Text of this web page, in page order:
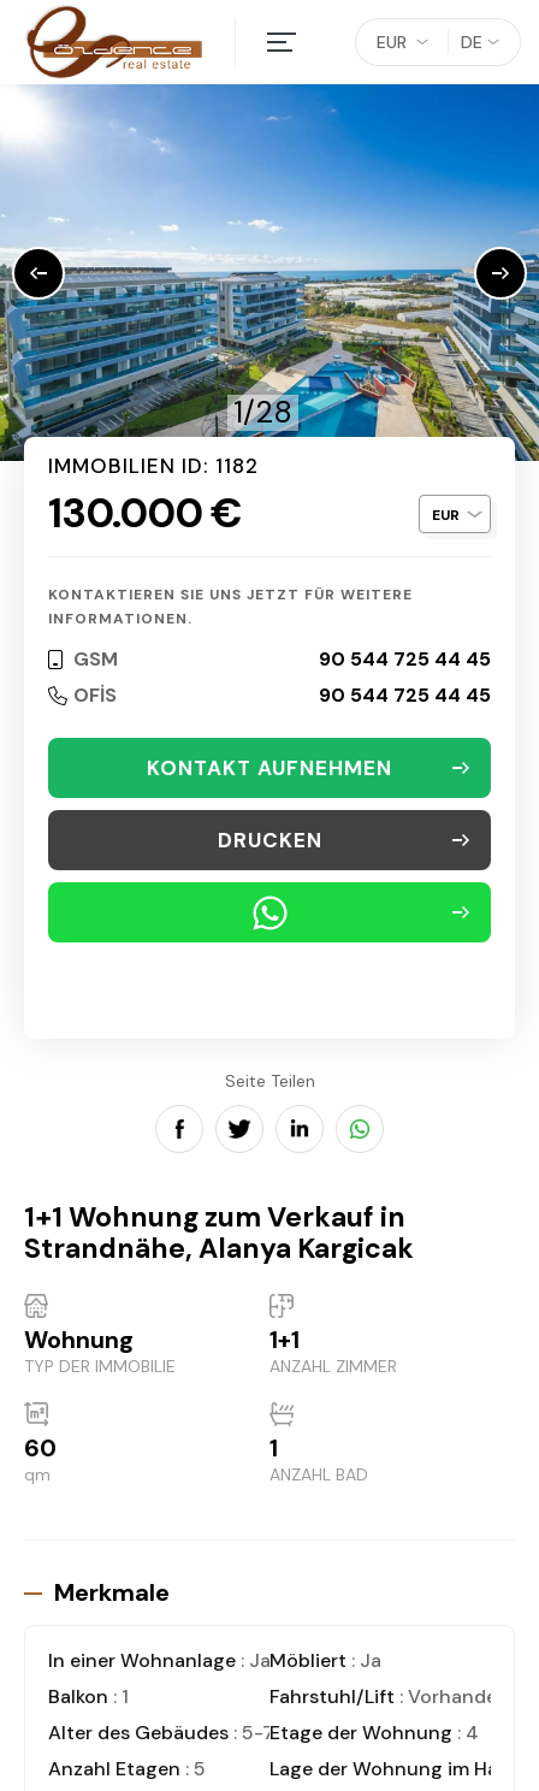
DE
EUR
1/28
IMMOBILIEN ID: 1182
130.000 €
KONTAKTIEREN SIE UNS JETZT FÜR WEITERE
INFORMATIONEN.
GSM
90 544 725 44 45
OFİS
90 544 725 44 45
KONTAKT AUFNEHMEN
DRUCKEN
Seite Teilen
1+1 Wohnung zum Verkauf in
Strandnähe, Alanya Kargicak
Wohnung
TYP DER IMMOBILIE
1+1
ANZAHL ZIMMER
60
qm
1
ANZAHL BAD
Merkmale
In einer Wohnanlage : JaMöbliert : Ja
Balkon : 1 Fahrstuhl/Lift : Vorhanden
Alter des Gebäudes : 5-7 Jahre
Etage der Wohnung : 4
Anzahl Etagen : 5 Lage der Wohnung im Haus